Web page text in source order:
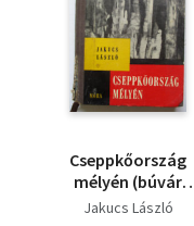
Cseppkőország
mélyén (búvár
könyvek)
Jakucs László